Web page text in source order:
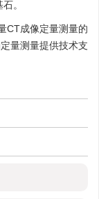
。
CT成像定量测量的
量测量提供技术支